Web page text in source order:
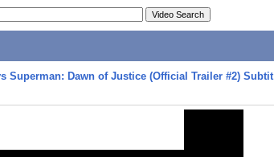
Superman: Dawn of Justice (Official Trailer #2) Subtit